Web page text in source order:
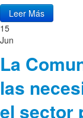
Leer Más
15
Jun
La
las
el sector